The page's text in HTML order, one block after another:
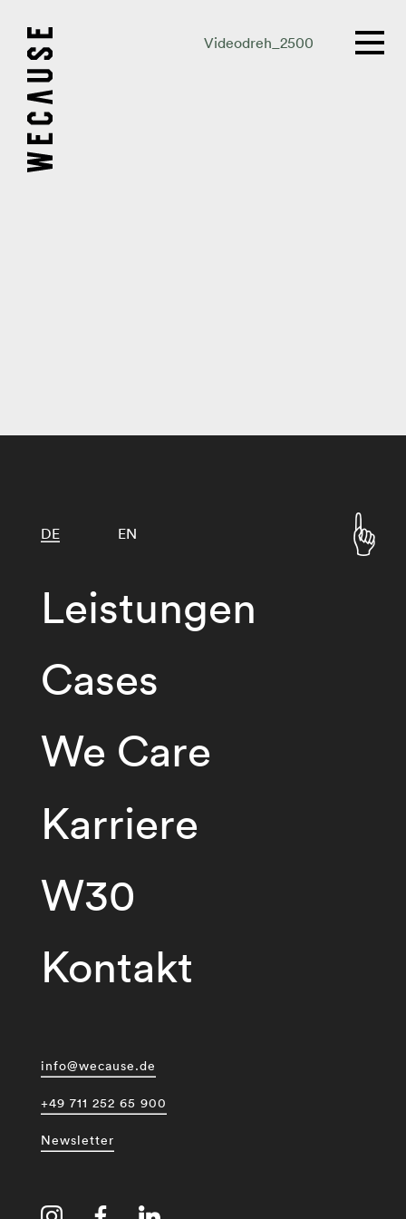
Videodreh_2500
Leistungen
Cases
We Care
Karriere
W30
Kontakt
DE EN
info@wecause.de
+49 711 252 65 900
Newsletter